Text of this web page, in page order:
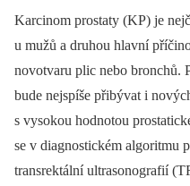
Karcinom prostaty (KP) je
u mužů a druhou hlavní
novotvaru plic nebo bronchů.
bude nejspíše přibývat i
s vysokou hodnotou
se v diagnostickém algoritmu
transrektální ultrasonografií